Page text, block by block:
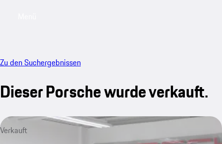
Zu den Suchergebnissen
Dieser Porsche wurde verkauft.
Verkauft